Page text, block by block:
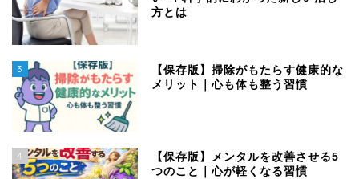
方とは
3
【保存版】掃除がもたらす健康的な
メリット｜心も体も整う習慣
4
【保存版】メンタルを改善させる5
つのこと｜心が軽くなる習慣